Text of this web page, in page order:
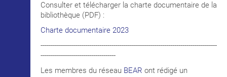
Consulter et télécharger la charte documentaire de la
bibliothèque (PDF) :
Charte documentaire 2023
---------------------------------------------------------------------------------------
-------------------------------------
Les membres du réseau BEAR ont rédigé un